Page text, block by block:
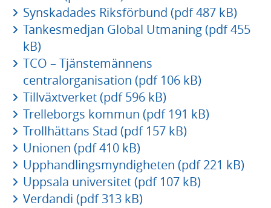
Synskadades Riksförbund (pdf 487 kB)
Tankesmedjan Global Utmaning (pdf 455
kB)
TCO – Tjänstemännens
centralorganisation (pdf 106 kB)
Tillväxtverket (pdf 596 kB)
Trelleborgs kommun (pdf 191 kB)
Trollhättans Stad (pdf 157 kB)
Unionen (pdf 410 kB)
Upphandlingsmyndigheten (pdf 221 kB)
Uppsala universitet (pdf 107 kB)
Verdandi (pdf 313 kB)